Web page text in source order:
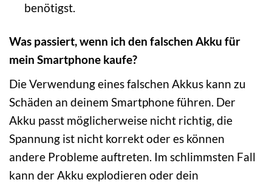
benötigst.
Was passiert, wenn ich den falschen Akku für
mein Smartphone kaufe?
Die Verwendung eines falschen Akkus kann zu
Schäden an deinem Smartphone führen. Der
Akku passt möglicherweise nicht richtig, die
Spannung ist nicht korrekt oder es können
andere Probleme auftreten. Im schlimmsten Fall
kann der Akku explodieren oder dein